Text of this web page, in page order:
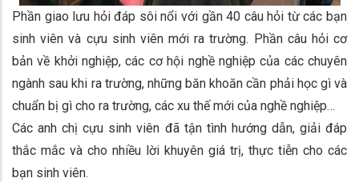
Phần giao lưu hỏi đáp sôi nổi với gần 40 câu hỏi từ các bạn
sinh viên và cựu sinh viên mới ra trường. Phần câu hỏi cơ
bản về khởi nghiệp, các cơ hội nghề nghiệp của các chuyên
ngành sau khi ra trường, những băn khoăn cần phải học gì và
chuẩn bị gì cho ra trường, các xu thế mới của nghề nghiệp…
Các anh chị cựu sinh viên đã tận tình hướng dẫn, giải đáp
thắc mắc và cho nhiều lời khuyên giá trị, thực tiễn cho các
bạn sinh viên.